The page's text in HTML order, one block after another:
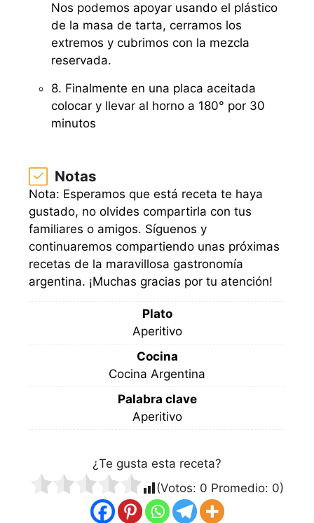
Nos podemos apoyar usando el plástico
de la masa de tarta, cerramos los
extremos y cubrimos con la mezcla
reservada.
8. Finalmente en una placa aceitada
colocar y llevar al horno a 180° por 30
minutos
Notas
Nota: Esperamos que está receta te haya
gustado, no olvides compartirla con tus
familiares o amigos. Síguenos y
continuaremos compartiendo unas próximas
recetas de la maravillosa gastronomía
argentina. ¡Muchas gracias por tu atención!
Plato
Aperitivo
Cocina
Cocina Argentina
Palabra clave
Aperitivo
¿Te gusta esta receta?
(Votos: 0 Promedio: 0)